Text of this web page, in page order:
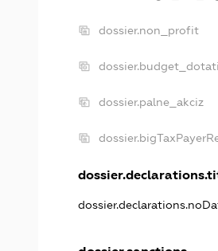
dossier.non_profit
dossier.palne_akciz